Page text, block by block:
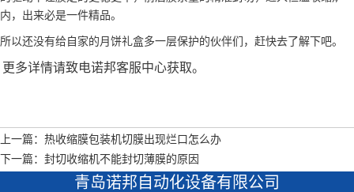
内，出来必是一件精品。
所以还没有给自家的月饼礼盒多一层保护的伙伴们，赶快去了解下吧。
更多详情请致电诺邦客服中心获取。
上一篇：热收缩膜包装机切膜出现烂口怎么办
下一篇：封切收缩机不能封切薄膜的原因
青岛诺邦自动化设备有限公司